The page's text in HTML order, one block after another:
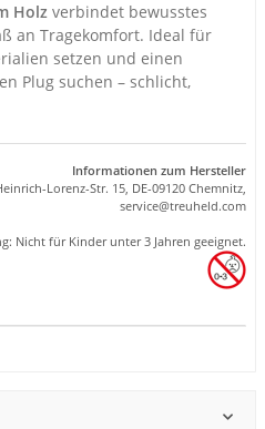
Holz verbindet bewusstes
an Tragekomfort. Ideal für
setzen und einen
Plug suchen – schlicht,
Informationen zum Hersteller
Lorenz-Str. 15, DE-09120 Chemnitz,
service@treuheld.com
Nicht für Kinder unter 3 Jahren geeignet.